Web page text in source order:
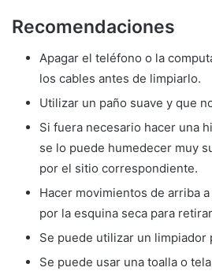
Recomendaciones
Apagar el teléfono o la
los cables antes de limpiarlo.
Utilizar un paño suave y que
Si fuera necesario hacer una
se lo puede humedecer muy
por el sitio correspondiente.
Hacer movimientos de arriba
por la esquina seca para
Se puede utilizar un limpiador
Se puede usar una toalla o